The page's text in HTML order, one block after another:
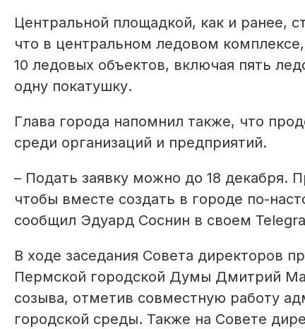
Центральной площадкой, как и ранее,
что в центральном ледовом
10 ледовых объектов, включая пять
одну покатушку.
Глава города напомнил также, что
среди организаций и предприятий.
– Подать заявку можно до 18 декабря.
чтобы вместе создать в городе по-
сообщил Эдуард Соснин в своем
В ходе заседания Совета директоров
Пермской городской Думы Дмитрий
созыва, отметив совместную работу
городской среды. Также на Совете